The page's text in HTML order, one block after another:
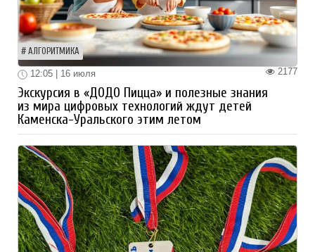
АЛГОРИТМИКА
2177
12:05 | 16 июля
Экскурсия в «ДОДО Пицца» и полезные знания
из мира цифровых технологий ждут детей
Каменска-Уральского этим летом